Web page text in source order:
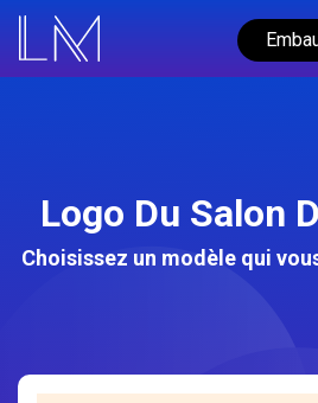
Logo Du Salon
Choisissez un modèle qui